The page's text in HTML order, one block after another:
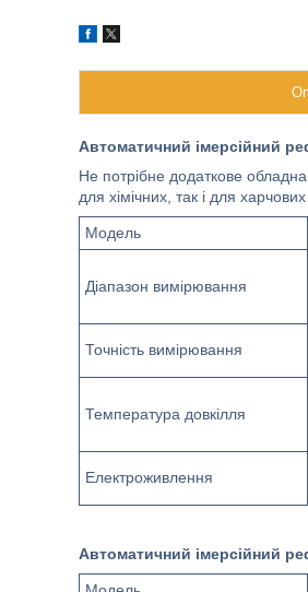
Автоматичний імерсійний
Не потрібне додаткове
для хімічних, так і для
Модель
Діапазон вимірювання
Точність вимірювання
Температура довкілля
Електроживлення
Автоматичний імерсійний